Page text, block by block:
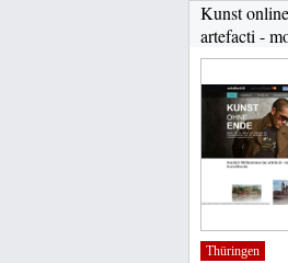
Kunst
artefacti -
Thüringen